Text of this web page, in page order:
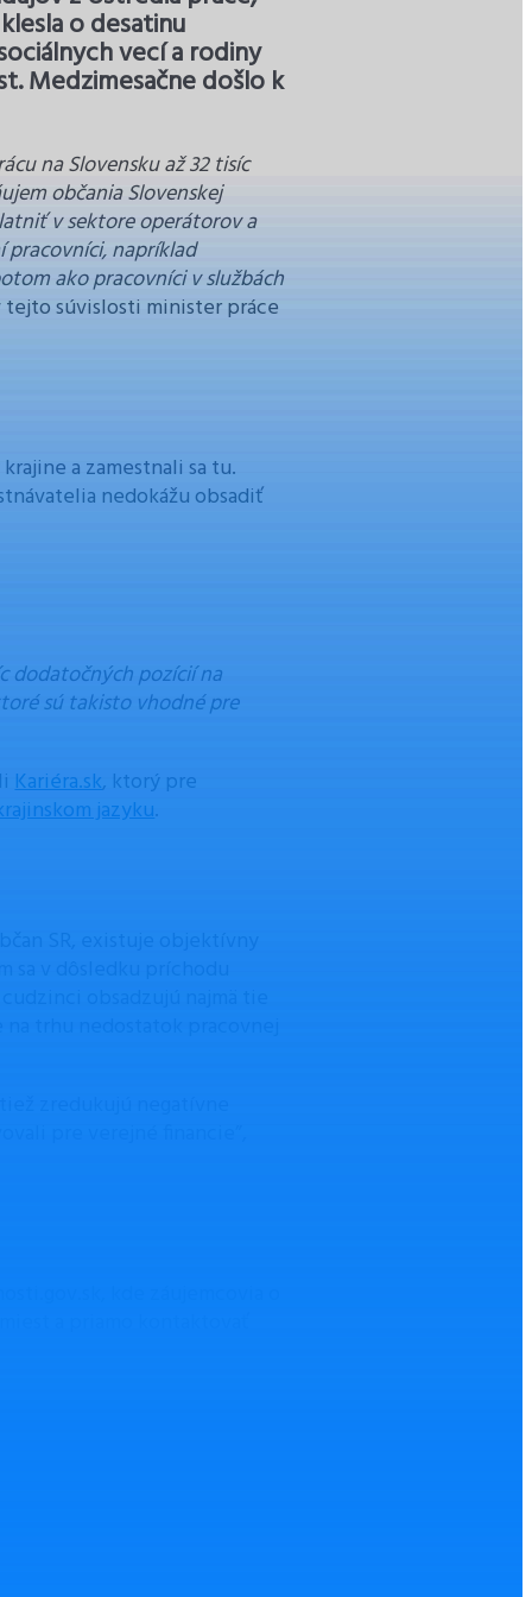
o desatinu
vecí a rodiny
Medzimesačne došlo k
na Slovensku až 32 tisíc
občania Slovenskej
v sektore operátorov a
napríklad
ako pracovníci v službách
súvislosti minister práce
a zamestnali sa tu.
nedokážu obsadiť
dodatočných pozícií na
sú takisto vhodné pre
Kariéra.sk, ktorý pre
jazyku.